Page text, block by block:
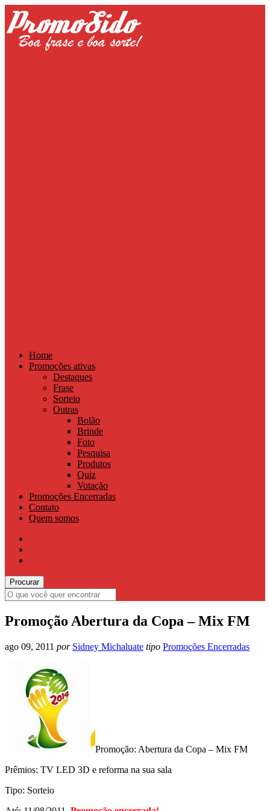
Home
Promoções ativas
Destaques
Frase
Sorteio
Outras
Bolão
Brinde
Foto
Pesquisa
Produtos
Quiz
Votação
Promoções Encerradas
Contato
Quem somos
Promoção Abertura da Copa – Mix FM
ago 09, 2011 por Sidney Michaluate tipo Promoções Encerradas
Promoção: Abertura da Copa – Mix FM
Prêmios: TV LED 3D e reforma na sua sala
Tipo: Sorteio